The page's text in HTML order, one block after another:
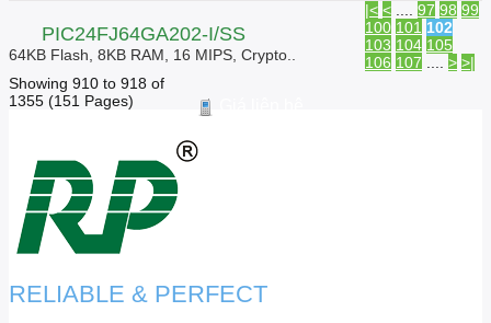
PIC24FJ64GA202-I/SS
64KB Flash, 8KB RAM, 16 MIPS, Crypto..
|< < 97 98 99
100 101 102
103 104 105
106 107 > >|
Showing 910 to 918 of
1355 (151 Pages)
RELIABLE & PERFECT